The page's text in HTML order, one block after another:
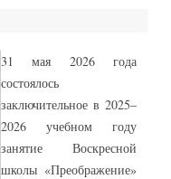
31 мая 2026 года
состоялось
заключительное в 2025–
2026 учебном году
занятие Воскресной
школы «Преображение»